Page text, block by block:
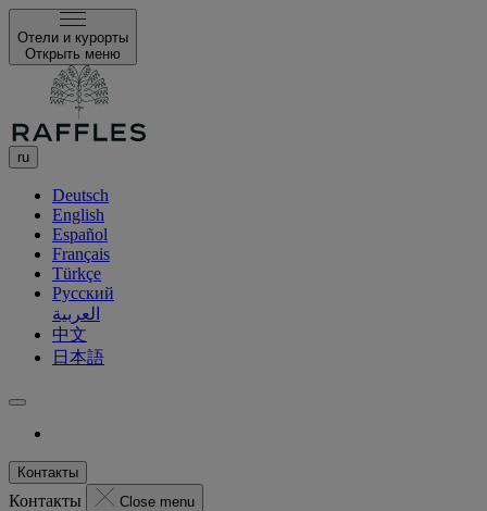
Отели и курорты
Открыть меню
ru
Deutsch
English
Español
Français
Türkçe
Русский
العربية
中文
日本語
Контакты
Контакты Close menu